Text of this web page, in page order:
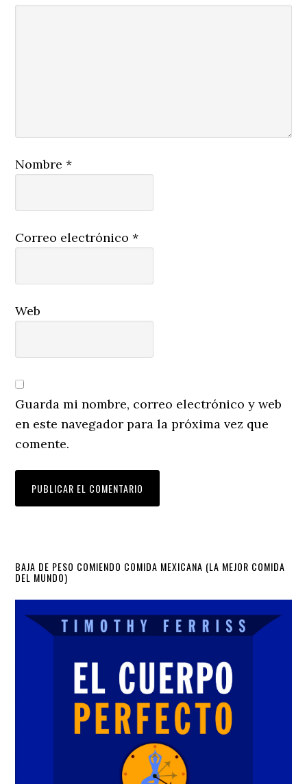
Nombre*
Correo electrónico*
Web
Guarda mi nombre, correo electrónico y web
en este navegador para la próxima vez que
comente.
Primary
Sidebar
BAJA DE PESO COMIENDO COMIDA MEXICANA (LA MEJOR COMIDA
DEL MUNDO)